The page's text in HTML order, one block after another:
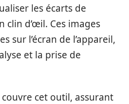
les écarts de
clin d’œil. Ces images
sur l’écran de l’appareil,
et la prise de
cet outil, assurant